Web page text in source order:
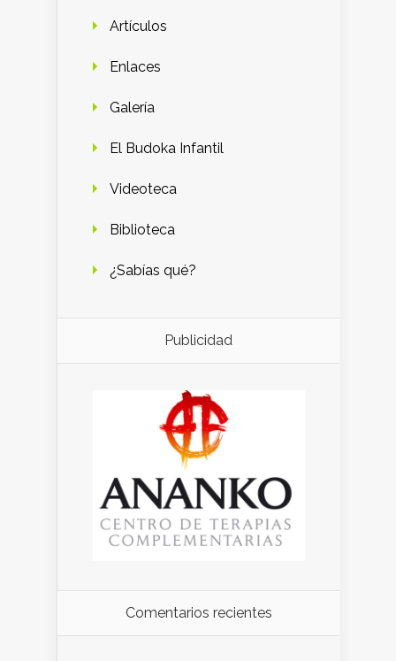
Artículos
Enlaces
Galería
El Budoka Infantil
Videoteca
Biblioteca
¿Sabías qué?
Publicidad
Comentarios recientes